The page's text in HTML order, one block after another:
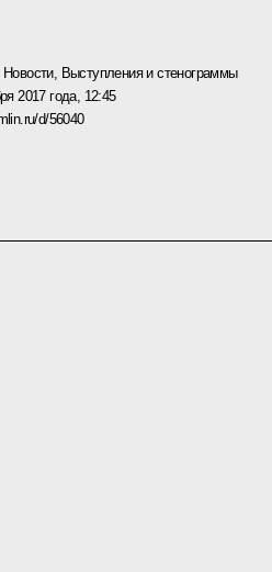
Новости, Выступления и стенограммы
2017 года, 12:45
d/56040